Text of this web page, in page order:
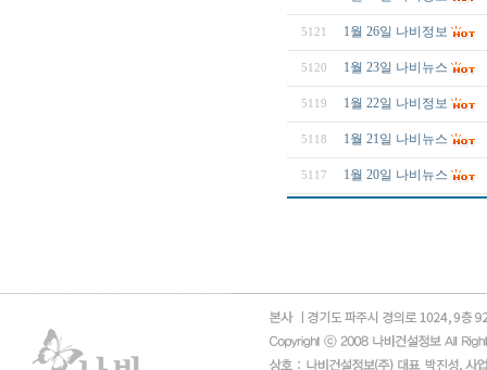
5121 1월 26일 나비정보
5120 1월 23일 나비뉴스
5119 1월 22일 나비정보
5118 1월 21일 나비뉴스
5117 1월 20일 나비뉴스